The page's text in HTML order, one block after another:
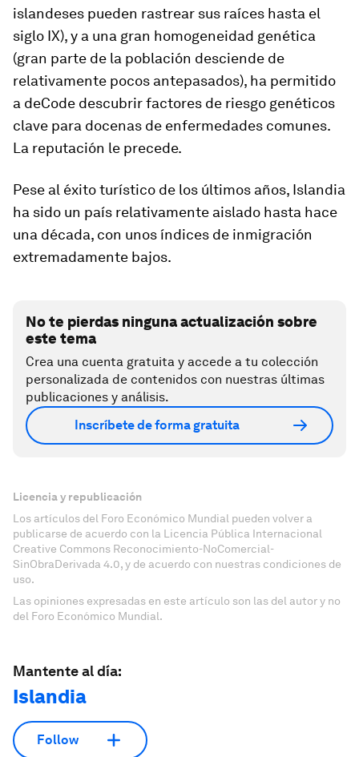
islandeses pueden rastrear sus raíces hasta el
siglo IX), y a una gran homogeneidad genética
(gran parte de la población desciende de
relativamente pocos antepasados), ha permitido
a deCode descubrir factores de riesgo genéticos
clave para docenas de enfermedades comunes.
La reputación le precede.
Pese al éxito turístico de los últimos años, Islandia
ha sido un país relativamente aislado hasta hace
una década, con unos índices de inmigración
extremadamente bajos.
No te pierdas ninguna actualización sobre
este tema
Crea una cuenta gratuita y accede a tu colección
personalizada de contenidos con nuestras últimas
publicaciones y análisis.
Inscríbete de forma gratuita
Licencia y republicación
Los artículos del Foro Económico Mundial pueden volver a
publicarse de acuerdo con la Licencia Pública Internacional
Creative Commons Reconocimiento-NoComercial-
SinObraDerivada 4.0, y de acuerdo con nuestras condiciones de
uso.
Las opiniones expresadas en este artículo son las del autor y no
del Foro Económico Mundial.
Mantente al día:
Islandia
Follow